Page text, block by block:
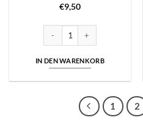
Bewertet
von 5
€9,50
Gizeh Zigaretten Rollbox Menge
IN DEN WARENKORB
1 2